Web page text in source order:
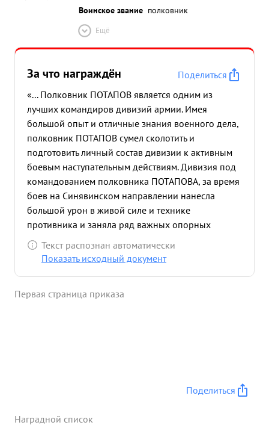
Воинское звание полковник
Ещё
За что награждён
Поделиться
«... Полковник ПОТАПОВ является одним из
лучших командиров дивизий армии. Имея
большой опыт и отличные знания военного дела,
полковник ПОТАПОВ сумел сколотить и
подготовить личный состав дивизии к активным
боевым наступательным действиям. Дивизия под
командованием полковника ПОТАПОВА, за время
боев на Синявинском направлении нанесла
большой урон в живой силе и технике
противника и заняла ряд важных опорных
пунктов противника, улучшив свои позиции на
Синявинских высотах. Полковник ПОТАПОВ за
Лично смелво время операции всегда находился
Текст распознан автоматически
Показать исходный документ
Первая страница приказа
Поделиться
Наградной список